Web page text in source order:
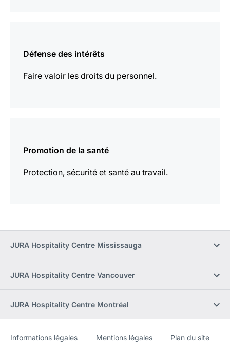
Défense des intérêts
Faire valoir les droits du personnel.
plus
Promotion de la santé
Protection, sécurité et santé au travail.
plus
JURA Hospitality Centre Mississauga
JURA Hospitality Centre Vancouver
JURA Hospitality Centre Montréal
Site
[Website
Informations légales Mentions légales Plan du site